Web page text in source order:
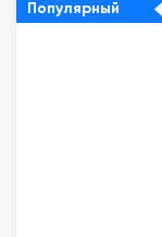
Популярный